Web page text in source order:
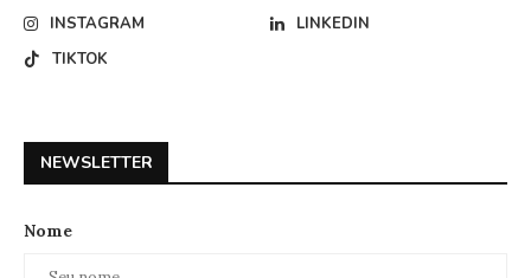
INSTAGRAM
LINKEDIN
TIKTOK
NEWSLETTER
Nome